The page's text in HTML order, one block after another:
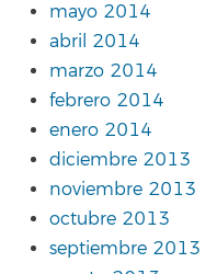
mayo 2014
abril 2014
marzo 2014
febrero 2014
enero 2014
diciembre 2013
noviembre 2013
octubre 2013
septiembre 2013